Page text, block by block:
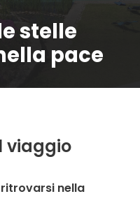
stelle
pace
viaggio
nella